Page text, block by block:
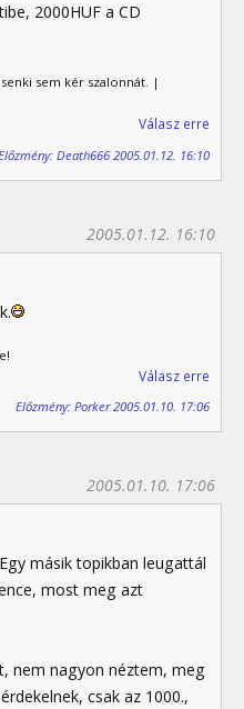
2000HUF a CD
sem kér szalonnát. |
Válasz erre
Death666 2005.01.12. 16:10
2005.01.12. 16:10
Válasz erre
Előzmény: Porker 2005.01.10. 17:06
2005.01.10. 17:06
másik topikban leugattál
most meg azt
nem nagyon néztem, meg
csak az 1000.,